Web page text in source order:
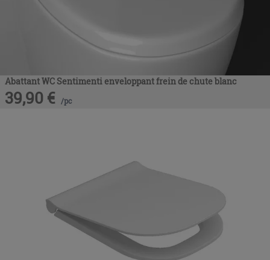
Abattant WC Sentimenti enveloppant frein de chute blanc
39,90 € /pc